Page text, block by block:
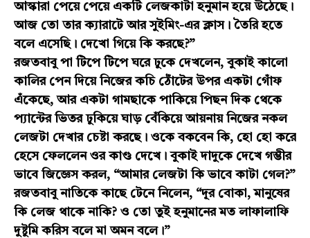
আস্কারা পেয়ে পেয়ে একটি লেজকাটা হনুমান হয়ে উঠেছে।
আজ তো তার ক্যারাটে আর সুইমিং-এর ক্লাস। তৈরি হতে
বলে এসেছি। দেখো গিয়ে কি করছে?”
রজতবাবু পা টিপে টিপে ঘরে ঢুকে দেখলেন, বুকাই কালো
কালির পেন দিয়ে নিজের কচি ঠোঁটের উপর একটা গোঁফ
এঁকেছে, আর একটা গামছাকে পাকিয়ে পিছন দিক থেকে
প্যান্টের ভিতর ঢুকিয়ে ঘাড় বেঁকিয়ে আয়নায় নিজের নকল
লেজটা দেখার চেষ্টা করছে। ওকে বকবেন কি, হো হো করে
হেসে ফেললেন ওর কাণ্ড দেখে। বুকাই দাদুকে দেখে গম্ভীর
ভাবে জিজ্ঞেস করল, “আমার লেজটা কি ভাবে কাটা গেল?”
রজতবাবু নাতিকে কাছে টেনে নিলেন, “দূর বোকা, মানুষের
কি লেজ থাকে নাকি? ও তো তুই হনুমানের মত লাফালাফি
দুষ্টুমি করিস বলে মা অমন বলে।”